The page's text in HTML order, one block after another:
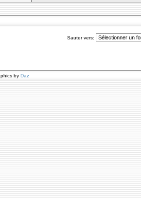
Sauter vers:
by Daz